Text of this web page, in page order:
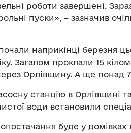
роботи завершені.
пуски», – зазначив
наприкінці березня
Загалом проклали 15
Орлівщину. А ще понад
станцію в Орлівщині
води встановили
буде у